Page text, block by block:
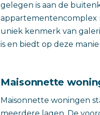
gelegen is aan de
appartementencomplex
uniek kenmerk van
is en biedt op deze
Maisonnette
Maisonnette woningen